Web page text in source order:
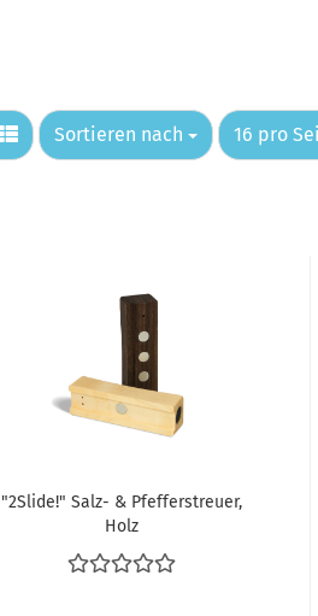
Sortieren nach
Sortieren nach 16 pro
pro Seite
"2Slide!" Salz- & Pfefferstreuer,
Holz